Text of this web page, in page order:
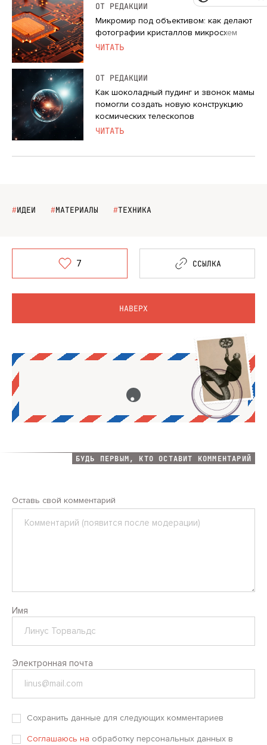
ОТ РЕДАКЦИИ
Микромир под объективом: как делают
фотографии кристаллов микросхем
ЧИТАТЬ
ОТ РЕДАКЦИИ
Как шоколадный пудинг и звонок мамы
помогли создать новую конструкцию
космических телескопов
ЧИТАТЬ
#ИДЕИ #МАТЕРИАЛЫ #ТЕХНИКА
7 ССЫЛКА
НАВЕРХ
БУДЬ ПЕРВЫМ, КТО ОСТАВИТ КОММЕНТАРИЙ
Оставь свой комментарий
Имя
Электронная почта
Сохранить данные для следующих комментариев
Соглашаюсь на обработку персональных данных в